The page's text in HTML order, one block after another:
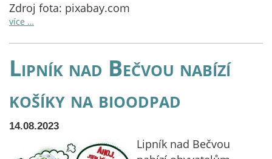
Zdroj fota: pixabay.com
více …
Lipník nad Bečvou nabízí
košíky na bioodpad
14.08.2023
Lipník nad Bečvou